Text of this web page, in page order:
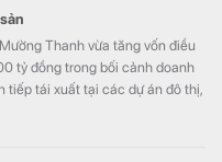
Thanh vừa tăng vốn điều
tỷ đồng trong bối cảnh doanh
tiếp tái xuất tại các dự án đô thị,